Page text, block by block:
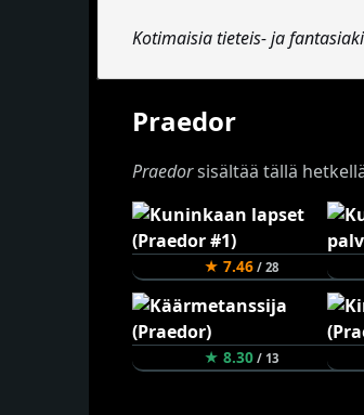
Kotimaisia tieteis- ja
Praedor
Praedorsisältää tällä
★ 7.46/ 28
★ 8.30/ 13